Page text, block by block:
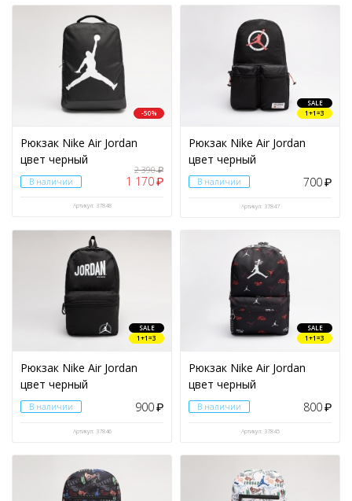
-50%
Рюкзак Nike Air Jordan
цвет черный
В наличии
2 390₽
1 170₽
Артикул: 37848
SALE
1+1=3
Рюкзак Nike Air Jordan
цвет черный
В наличии 700₽
Артикул: 37847
SALE
1+1=3
Рюкзак Nike Air Jordan
цвет черный
В наличии 900₽
Артикул: 37846
SALE
1+1=3
Рюкзак Nike Air Jordan
цвет черный
В наличии 800₽
Артикул: 37845